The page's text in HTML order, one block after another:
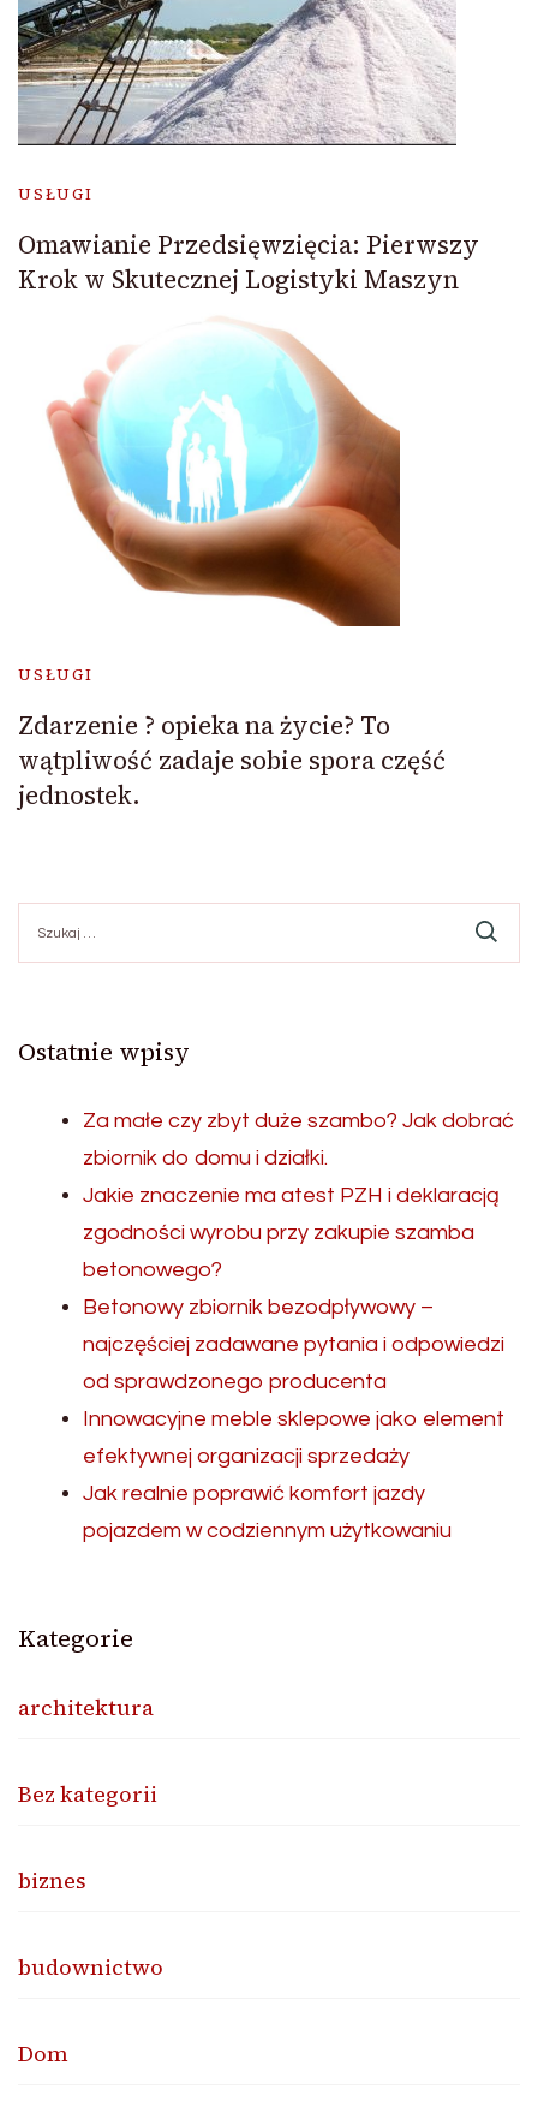
USŁUGI
Omawianie Przedsięwzięcia: Pierwszy
Krok w Skutecznej Logistyki Maszyn
USŁUGI
Zdarzenie ? opieka na życie? To
wątpliwość zadaje sobie spora część
jednostek.
Ostatnie wpisy
Za małe czy zbyt duże szambo? Jak dobrać
zbiornik do domu i działki.
Jakie znaczenie ma atest PZH i deklaracją
zgodności wyrobu przy zakupie szamba
betonowego?
Betonowy zbiornik bezodpływowy –
najczęściej zadawane pytania i odpowiedzi
od sprawdzonego producenta
Innowacyjne meble sklepowe jako element
efektywnej organizacji sprzedaży
Jak realnie poprawić komfort jazdy
pojazdem w codziennym użytkowaniu
Kategorie
architektura
Bez kategorii
biznes
budownictwo
Dom